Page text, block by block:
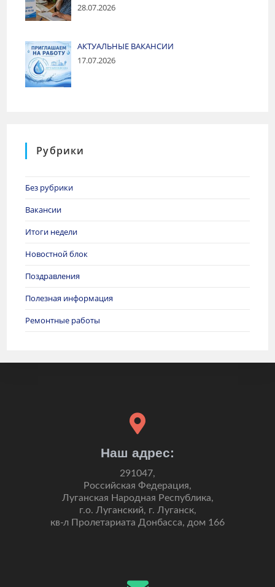
28.07.2026
АКТУАЛЬНЫЕ ВАКАНСИИ
17.07.2026
Рубрики
Без рубрики
Вакансии
Итоги недели
Новостной блок
Поздравления
Полезная информация
Ремонтные работы
Наш адрес:
291047,
Российская Федерация,
Луганская Народная Республика,
г.о. Луганский, г. Луганск,
кв-л Пролетариата Донбасса, дом 166